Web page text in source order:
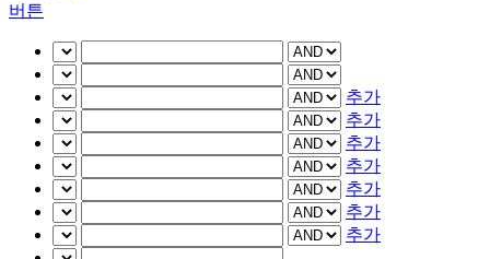
버튼
추가
추가
추가
추가
추가
추가
추가